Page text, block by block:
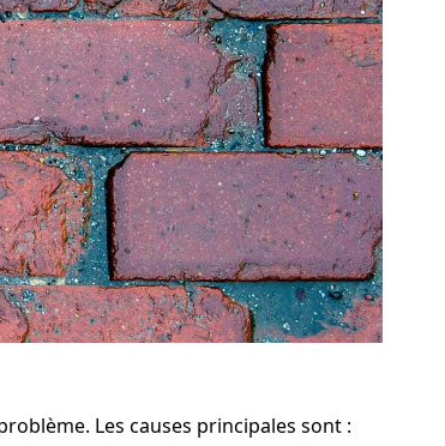
Les causes principales sont :